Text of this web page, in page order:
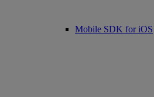
Mobile SDK for iOS